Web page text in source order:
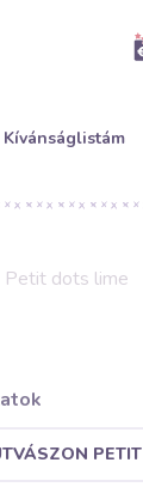
Kívánságlistám
Petit dots lime